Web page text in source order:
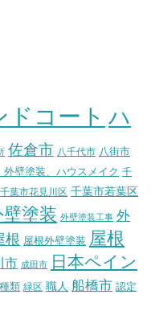
コート ハ
佐倉市 八千代市 八街市
外壁塗装、ハウスメイク 千
千葉市花見川区 千葉市若葉区
壁塗装 外壁塗装工事 外
根 屋根外壁塗装 屋根
市 成田市
日本ペイン
種類 緑区 職人 船橋市 認定